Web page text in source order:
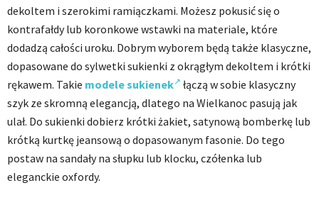
dekoltem i szerokimi ramiączkami. Możesz pokusić się o
kontrafałdy lub koronkowe wstawki na materiale, które
dodadzą całości uroku. Dobrym wyborem będą także klasyczne,
dopasowane do sylwetki sukienki z okrągłym dekoltem i krótki
rękawem. Takie modele sukienek
łączą w sobie klasyczny
szyk ze skromną elegancją, dlatego na Wielkanoc pasują jak
ulał. Do sukienki dobierz krótki żakiet, satynową bomberkę lub
krótką kurtkę jeansową o dopasowanym fasonie. Do tego
postaw na sandały na słupku lub klocku, czółenka lub
eleganckie oxfordy.